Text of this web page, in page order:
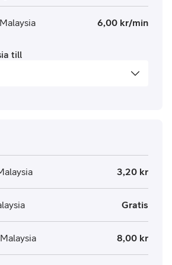
6,00 kr/min
till
3,20 kr
Gratis
8,00 kr